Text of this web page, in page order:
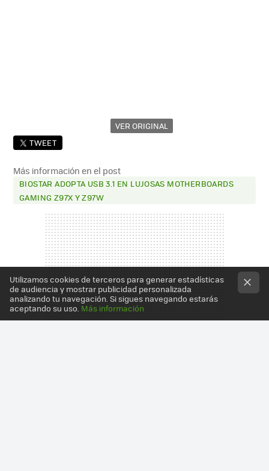
VER ORIGINAL
TWEET
Más información en el post
BIOSTAR ADOPTA USB 3.1 EN LUJOSAS MOTHERBOARDS
GAMING Z97X Y Z97W
Utilizamos cookies de terceros para generar estadísticas
de audiencia y mostrar publicidad personalizada
analizando tu navegación. Si sigues navegando estarás
aceptando su uso. Más información